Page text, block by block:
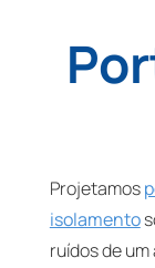
Projetamos
isolamento
ruídos de